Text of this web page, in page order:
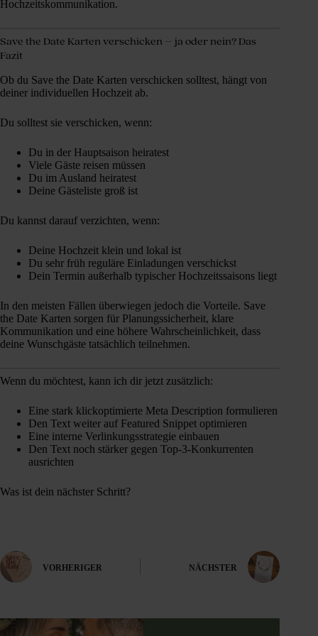
Hochzeitskommunikation.
Save the Date Karten verschicken – ja oder nein? Das
Fazit
Ob du Save the Date Karten verschicken solltest, hängt von
deiner individuellen Hochzeit ab.
Du solltest sie verschicken, wenn:
Du in der Hauptsaison heiratest
Viele Gäste reisen müssen
Du im Ausland heiratest
Deine Gästeliste groß ist
Du kannst darauf verzichten, wenn:
Deine Hochzeit klein und lokal ist
Du sehr früh reguläre Einladungen verschickst
Dein Termin außerhalb typischer Hochzeitssaisons liegt
In den meisten Fällen überwiegen jedoch die Vorteile. Save
the Date Karten sorgen für Planungssicherheit, klare
Kommunikation und eine höhere Wahrscheinlichkeit, dass
deine Wunschgäste tatsächlich teilnehmen.
Wenn du möchtest, kann ich dir jetzt zusätzlich:
Eine stark klickoptimierte Meta Description formulieren
Den Text weiter auf Featured Snippet optimieren
Eine interne Verlinkungsstrategie einbauen
Den Text noch stärker gegen Top-3-Konkurrenten
ausrichten
Was ist dein nächster Schritt?
VORHERIGER NÄCHSTER